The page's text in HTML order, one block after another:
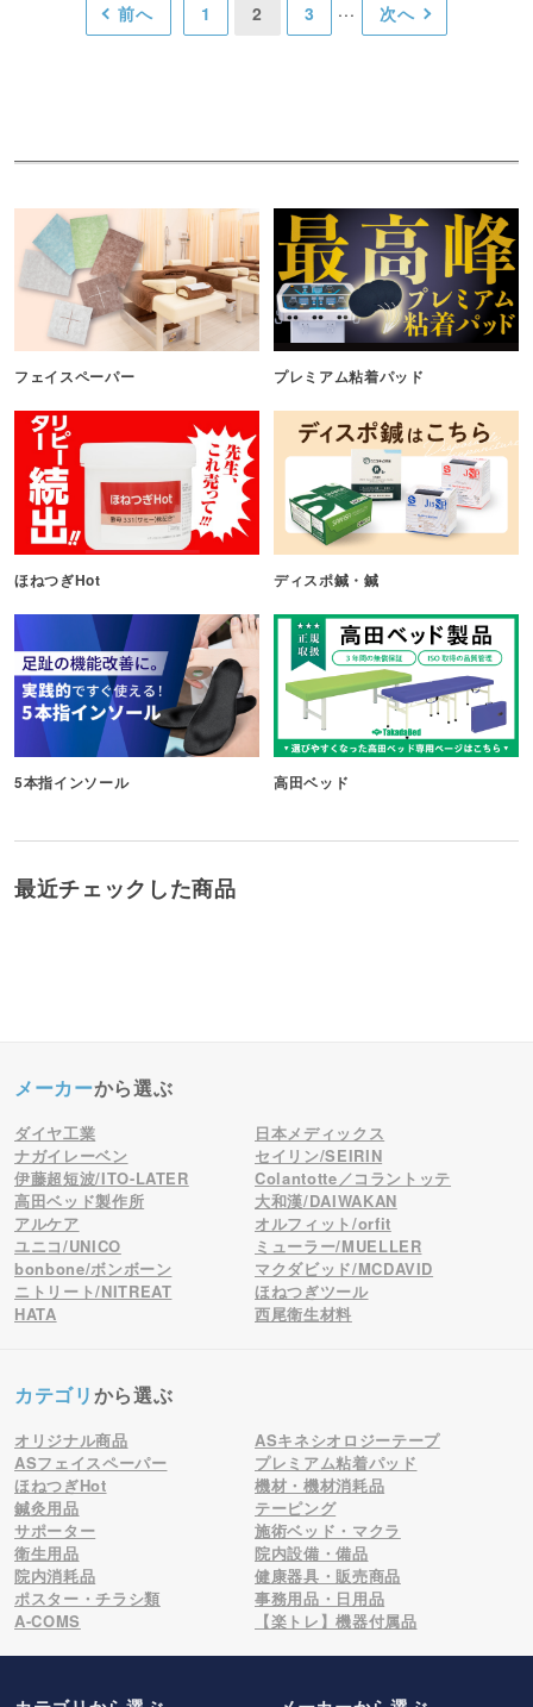
前へ 1 2 3 次へ
フェイスペーパー プレミアム粘着パッド
ほねつぎHot ディスポ鍼・鍼
5本指インソール 高田ベッド
最近チェックした商品
メーカーから選ぶ
ダイヤ工業
日本メディックス
ナガイレーベン
セイリン/SEIRIN
伊藤超短波/ITO-LATER
Colantotte／コラントッテ
高田ベッド製作所
大和漢/DAIWAKAN
アルケア
オルフィット/orfit
ユニコ/UNICO
ミューラー/MUELLER
bonbone/ボンボーン
マクダビッド/MCDAVID
ニトリート/NITREAT
ほねつぎツール
HATA
西尾衛生材料
カテゴリから選ぶ
オリジナル商品
ASキネシオロジーテープ
ASフェイスペーパー
プレミアム粘着パッド
ほねつぎHot
機材・機材消耗品
鍼灸用品
テーピング
サポーター
施術ベッド・マクラ
衛生用品
院内設備・備品
院内消耗品
健康器具・販売商品
ポスター・チラシ類
事務用品・日用品
A-COMS
【楽トレ】機器付属品